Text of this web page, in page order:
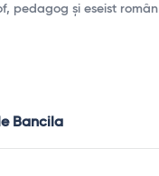
pedagog și eseist român
Bancila